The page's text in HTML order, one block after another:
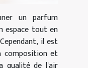
un parfum
espace tout en
il est
composition et